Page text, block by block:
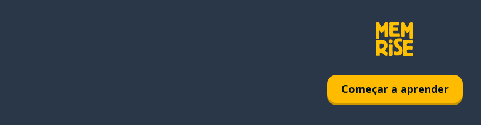
Começar a aprender